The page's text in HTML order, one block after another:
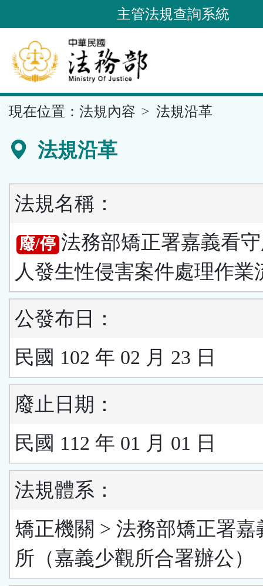
到
要
內
容
區
主管法規查詢系統
現在位置： 法規內容 法規沿革
法規沿革
法規名稱：
廢/停 法務部矯正署嘉義看
人發生性侵害案件處理作業
公發布日：
民國 102 年 02 月 23 日
廢止日期：
民國 112 年 01 月 01 日
法規體系：
矯正機關 > 法務部矯正署嘉
所（嘉義少觀所合署辦公）